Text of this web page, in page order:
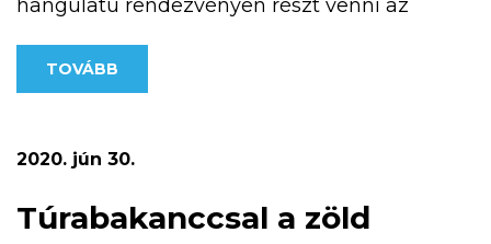
hangulatú rendezvényen részt venni az
ország csúcsán, jelentkezz! További
információt a https://kekesteto.hu/kekesteto-
Számítunk rád, mert magasan a legjobb!
TOVÁBB
2020. jún 30.
Túrabakanccsal a zöld